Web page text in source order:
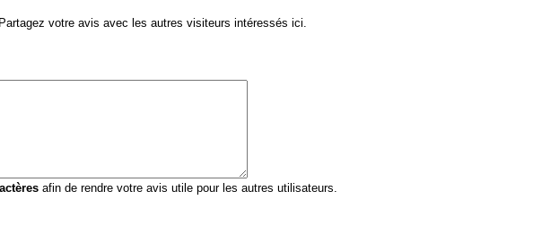
votre avis avec les autres visiteurs intéressés ici.
afin de rendre votre avis utile pour les autres utilisateurs.